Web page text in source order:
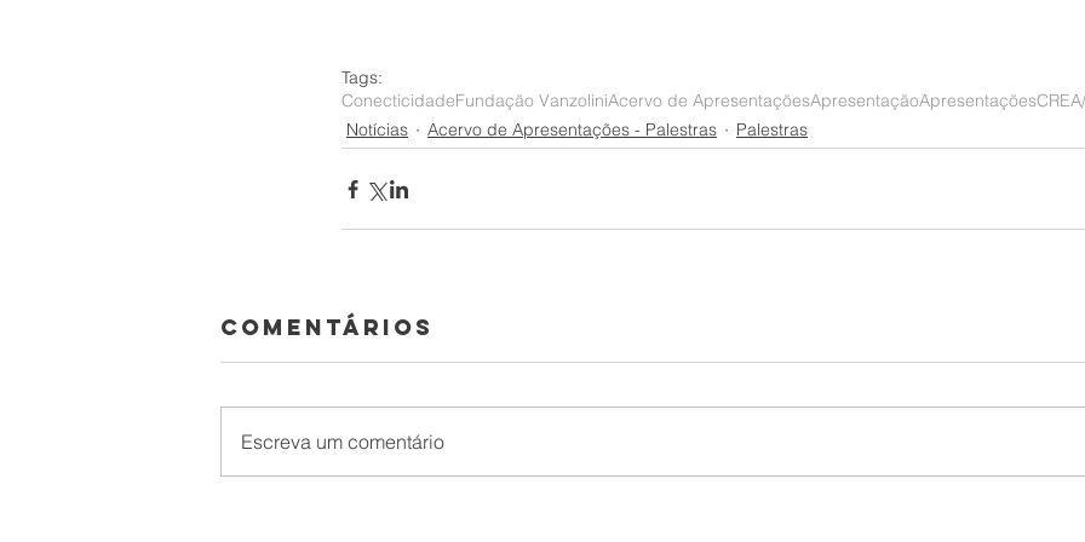
Tags:
ConecticidadeFundação VanzoliniAcervo de ApresentaçõesApresentaçãoApresentações
Notícias
Acervo de Apresentações - Palestras Palestras
Comentários
Escreva um comentário